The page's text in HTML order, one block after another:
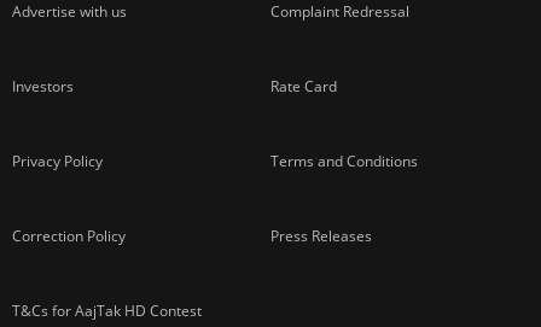
Advertise with us Complaint Redressal
Investors Rate Card
Privacy Policy Terms and Conditions
Correction Policy Press Releases
T&Cs for AajTak HD Contest